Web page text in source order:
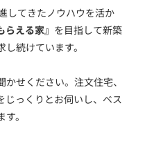
してきたノウハウを活か
える家』 を目指して新築
続けています。
せください。注文住宅、
じっくりとお伺いし、ベス
。